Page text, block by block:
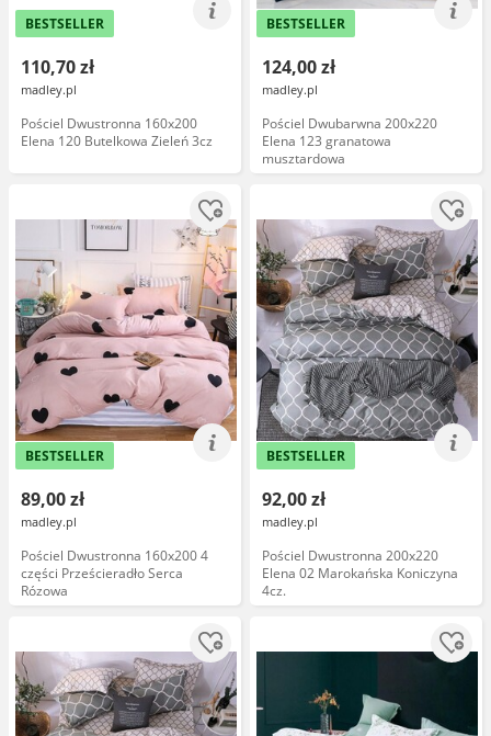
BESTSELLER
110,70 zł
madley.pl
Pościel Dwustronna 160x200
Elena 120 Butelkowa Zieleń 3cz
BESTSELLER
124,00 zł
madley.pl
Pościel Dwubarwna 200x220
Elena 123 granatowa
musztardowa
BESTSELLER
89,00 zł
madley.pl
Pościel Dwustronna 160x200 4
części Prześcieradło Serca
Rózowa
BESTSELLER
92,00 zł
madley.pl
Pościel Dwustronna 200x220
Elena 02 Marokańska Koniczyna
4cz.